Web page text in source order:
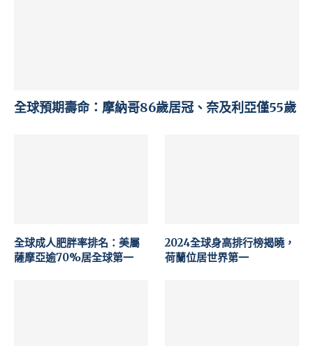
全球預期壽命：摩納哥86歲居冠、奈及利亞僅55歲
全球成人肥胖率排名：美屬
薩摩亞逾70%居全球第一
2024全球身高排行榜揭曉，
荷蘭位居世界第一